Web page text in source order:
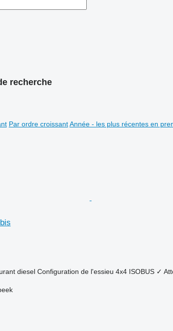
recherche
Par ordre croissant Année - les plus récentes en
diesel Configuration de l'essieu 4x4 ISOBUS ✓